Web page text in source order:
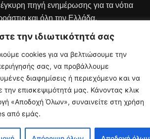
την ιδιωτικότητά σας
cookies για να βελτιώσουμε την
σας, να προβάλλουμε
διαφημίσεις ή περιεχόμενο και να
την επισκεψιμότητά μας. Κάνοντας κλικ
«Αποδοχή Όλων», συναινείτε στη χρήση
από εμάς.
πηγή ενημέρωσης για τα νότια
και όλη την Ελλάδα.